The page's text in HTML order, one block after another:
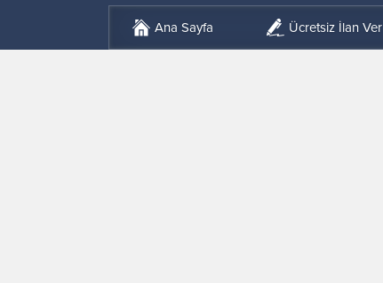
Ana Sayfa Ücretsiz İlan Ver